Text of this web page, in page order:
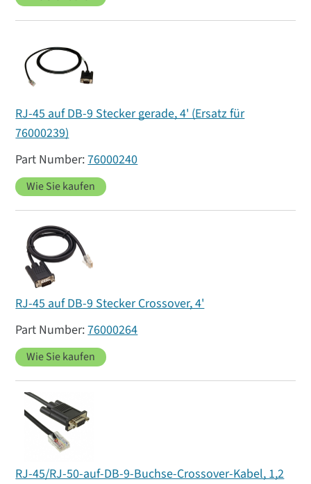
RJ-45 auf DB-9 Stecker gerade, 4' (Ersatz für
76000239)
76000240
Wie Sie kaufen
RJ-45 auf DB-9 Stecker Crossover, 4'
76000264
Wie Sie kaufen
RJ-45/RJ-50-auf-DB-9-Buchse-Crossover-Kabel, 1,2